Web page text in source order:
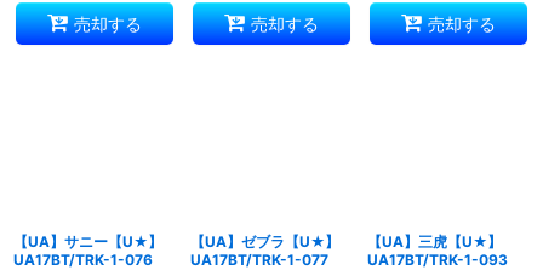
売却する 売却する 売却する
【UA】サニー【U★】
UA17BT/TRK-1-076
【UA】ゼブラ【U★】
UA17BT/TRK-1-077
【UA】三虎【U★】
UA17BT/TRK-1-093